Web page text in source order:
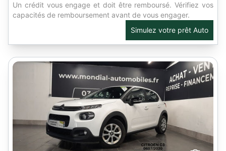
Un crédit vous engage et doit être remboursé. Vérifiez vos
capacités de remboursement avant de vous engager.
Simulez votre prêt Auto